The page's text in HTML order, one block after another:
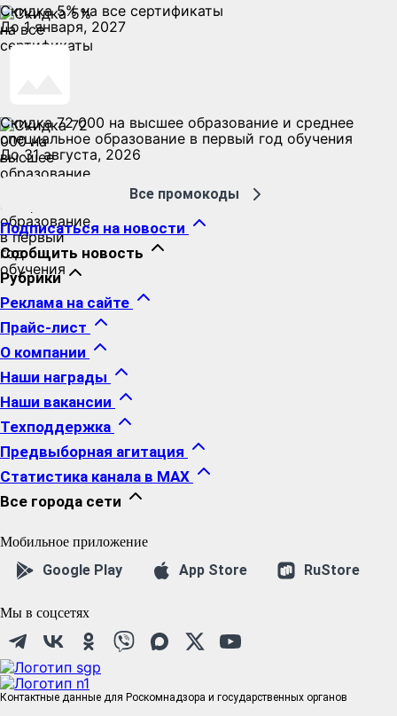
Скидка 5% на все сертификаты
До 1 января, 2027
Скидка 72 000 на высшее образование и среднее
специальное образование в первый год обучения
До 31 августа, 2026
Все промокоды
Подписаться на новости
Сообщить новость
Рубрики
Реклама на сайте
Прайс-лист
О компании
Наши награды
Наши вакансии
Техподдержка
Предвыборная агитация
Статистика канала в MAX
Все города сети
Мобильное приложение
Google Play App Store RuStore
Мы в соцсетях
Контактные данные для Роскомнадзора и государственных органов